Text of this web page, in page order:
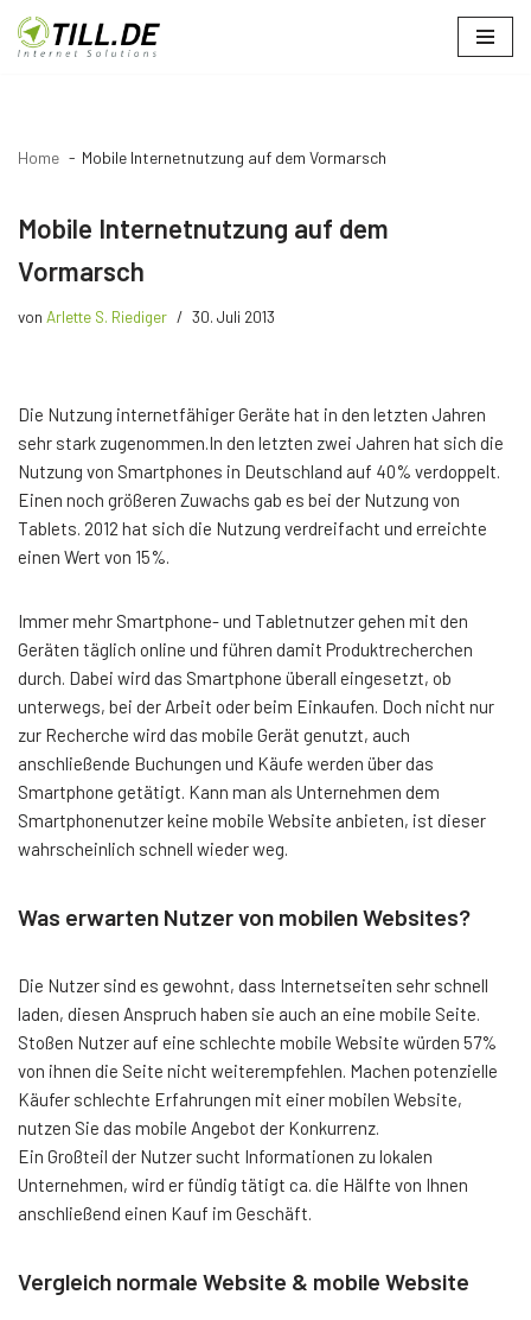
Zum
Home Mobile Internetnutzung auf dem Vormarsch
Mobile Internetnutzung auf dem
Vormarsch
von Arlette S. Riediger 30. Juli 2013
Die Nutzung internetfähiger Geräte hat in den letzten Jahren
sehr stark zugenommen.In den letzten zwei Jahren hat sich die
Nutzung von Smartphones in Deutschland auf 40% verdoppelt.
Einen noch größeren Zuwachs gab es bei der Nutzung von
Tablets. 2012 hat sich die Nutzung verdreifacht und erreichte
einen Wert von 15%.
Immer mehr Smartphone- und Tabletnutzer gehen mit den
Geräten täglich online und führen damit Produktrecherchen
durch. Dabei wird das Smartphone überall eingesetzt, ob
unterwegs, bei der Arbeit oder beim Einkaufen. Doch nicht nur
zur Recherche wird das mobile Gerät genutzt, auch
anschließende Buchungen und Käufe werden über das
Smartphone getätigt. Kann man als Unternehmen dem
Smartphonenutzer keine mobile Website anbieten, ist dieser
wahrscheinlich schnell wieder weg.
Was erwarten Nutzer von mobilen Websites?
Die Nutzer sind es gewohnt, dass Internetseiten sehr schnell
laden, diesen Anspruch haben sie auch an eine mobile Seite.
Stoßen Nutzer auf eine schlechte mobile Website würden 57%
von ihnen die Seite nicht weiterempfehlen. Machen potenzielle
Käufer schlechte Erfahrungen mit einer mobilen Website,
nutzen Sie das mobile Angebot der Konkurrenz.
Ein Großteil der Nutzer sucht Informationen zu lokalen
Unternehmen, wird er fündig tätigt ca. die Hälfte von Ihnen
anschließend einen Kauf im Geschäft.
Vergleich normale Website & mobile Website